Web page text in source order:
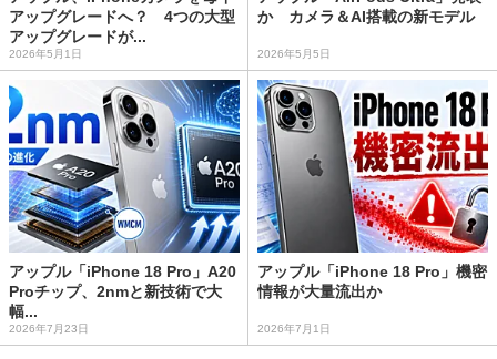
アップグレードへ？ 4つの大型
アップグレードが...
2026年5月1日
か カメラ＆AI搭載の新モデル
2026年5月5日
アップル「iPhone 18 Pro」A20
Proチップ、2nmと新技術で大
幅...
2026年7月23日
アップル「iPhone 18 Pro」機密
情報が大量流出か
2026年7月1日